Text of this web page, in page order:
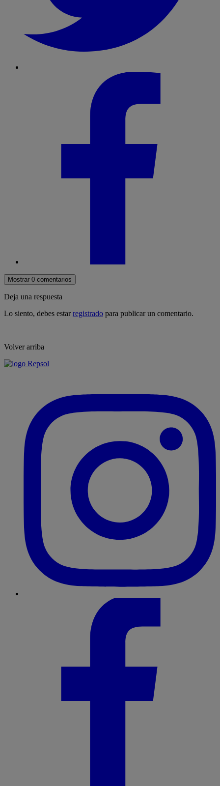
Mostrar 0 comentarios
Deja una respuesta
Lo siento, debes estarregistrado para publicar un comentario.
Volver arriba